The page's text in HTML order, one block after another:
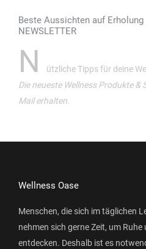
Beste Aussichten auf
NEWSLETTER
N
ützliche Tipps für deine
Die neueste Wellness Produkte &
Mail erhalten.
Wellness Oase
Menschen, die sich im täglichen
nehmen sich gerne Zeit, um
entdecken. Deshalb ist es